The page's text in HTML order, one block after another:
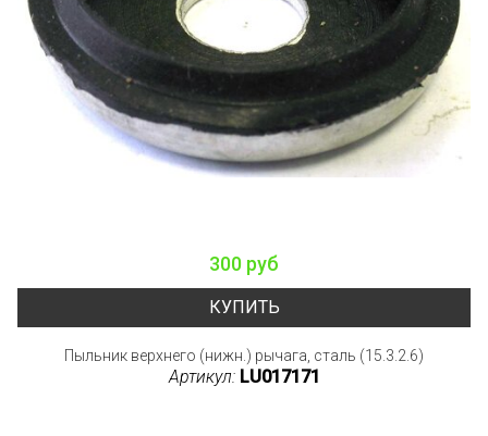
300 руб
КУПИТЬ
Пыльник верхнего (нижн.) рычага, сталь (15.3.2.6)
Артикул: LU017171